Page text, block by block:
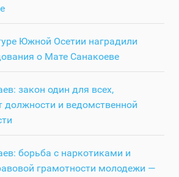
Южной Осетии наградили
о Мате Санакоеве
закон один для всех,
должности и ведомственной
борьба с наркотиками и
грамотности молодежи —